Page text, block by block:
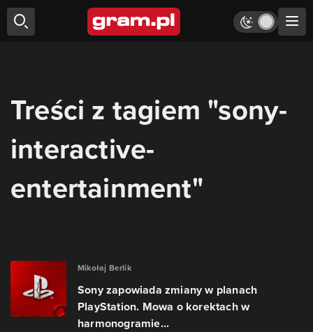
Treści z tagiem "sony-
interactive-
entertainment"
Mikołaj Berlik
Sony zapowiada zmiany w planach
PlayStation. Mowa o korektach w
harmonogramie...